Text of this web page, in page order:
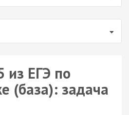
из ЕГЭ по
(база): задача